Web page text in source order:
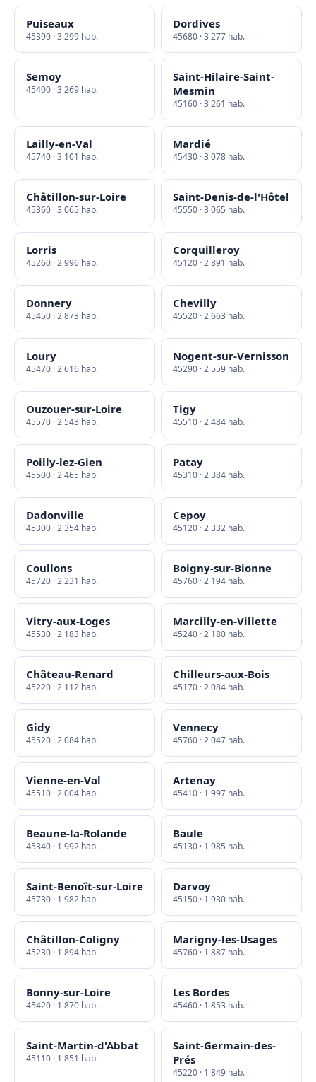
Puiseaux
45390 · 3 299 hab.
Dordives
45680 · 3 277 hab.
Semoy
45400 · 3 269 hab.
Saint-Hilaire-Saint-
Mesmin
45160 · 3 261 hab.
Lailly-en-Val
45740 · 3 101 hab.
Mardié
45430 · 3 078 hab.
Châtillon-sur-Loire
45360 · 3 065 hab.
Saint-Denis-de-l'Hôtel
45550 · 3 065 hab.
Lorris
45260 · 2 996 hab.
Corquilleroy
45120 · 2 891 hab.
Donnery
45450 · 2 873 hab.
Chevilly
45520 · 2 663 hab.
Loury
45470 · 2 616 hab.
Nogent-sur-Vernisson
45290 · 2 559 hab.
Ouzouer-sur-Loire
45570 · 2 543 hab.
Tigy
45510 · 2 484 hab.
Poilly-lez-Gien
45500 · 2 465 hab.
Patay
45310 · 2 384 hab.
Dadonville
45300 · 2 354 hab.
Cepoy
45120 · 2 332 hab.
Coullons
45720 · 2 231 hab.
Boigny-sur-Bionne
45760 · 2 194 hab.
Vitry-aux-Loges
45530 · 2 183 hab.
Marcilly-en-Villette
45240 · 2 180 hab.
Château-Renard
45220 · 2 112 hab.
Chilleurs-aux-Bois
45170 · 2 084 hab.
Gidy
45520 · 2 084 hab.
Vennecy
45760 · 2 047 hab.
Vienne-en-Val
45510 · 2 004 hab.
Artenay
45410 · 1 997 hab.
Beaune-la-Rolande
45340 · 1 992 hab.
Baule
45130 · 1 985 hab.
Saint-Benoît-sur-Loire
45730 · 1 982 hab.
Darvoy
45150 · 1 930 hab.
Châtillon-Coligny
45230 · 1 894 hab.
Marigny-les-Usages
45760 · 1 887 hab.
Bonny-sur-Loire
45420 · 1 870 hab.
Les Bordes
45460 · 1 853 hab.
Saint-Martin-d'Abbat
45110 · 1 851 hab.
Saint-Germain-des-
Prés
45220 · 1 849 hab.